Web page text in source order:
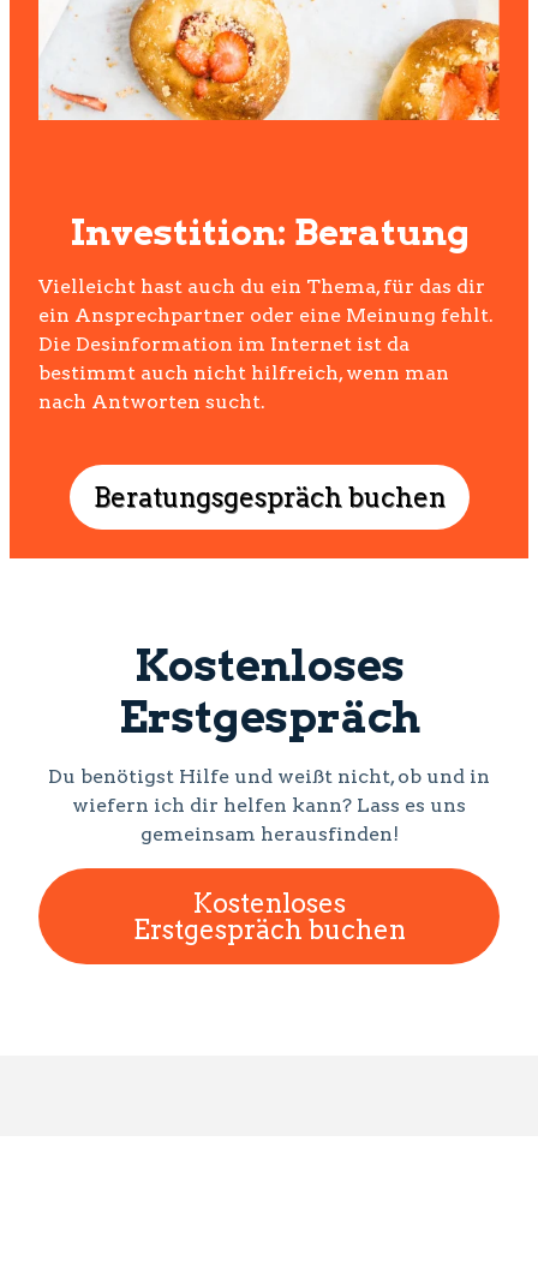
Investition: Beratung
Vielleicht hast auch du ein Thema, für das dir
ein Ansprechpartner oder eine Meinung fehlt.
Die Desinformation im Internet ist da
bestimmt auch nicht hilfreich, wenn man
nach Antworten sucht.
Beratungsgespräch buchen
Kostenloses
Erstgespräch
Du benötigst Hilfe und weißt nicht, ob und in
wiefern ich dir helfen kann? Lass es uns
gemeinsam herausfinden!
Kostenloses
Erstgespräch buchen